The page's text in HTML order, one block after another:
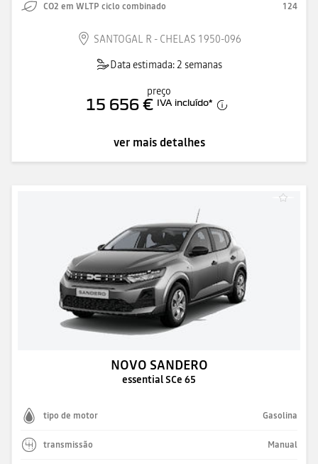
CO2 em WLTP ciclo combinado 124
SANTOGAL R - CHELAS 1950-096
Data estimada: 2 semanas
preço
15 656 € IVA incluído*
ver mais detalhes
NOVO SANDERO
essential SCe 65
tipo de motor Gasolina
transmissão Manual